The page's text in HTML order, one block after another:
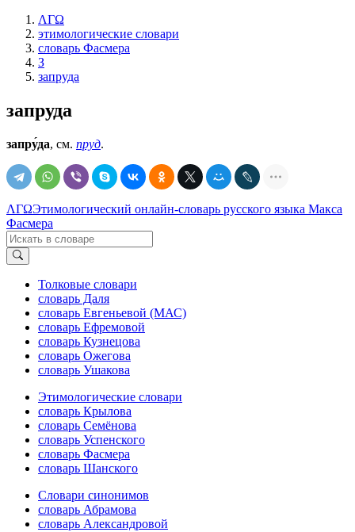
ΛΓΩ
этимологические словари
словарь Фасмера
З
запруда
запруда
запру́да, см. пруд.
ΛΓΩЭтимологический онлайн-словарь русского языка Макса
Фасмера
Толковые словари
словарь Даля
словарь Евгеньевой (МАС)
словарь Ефремовой
словарь Кузнецова
словарь Ожегова
словарь Ушакова
Этимологические словари
словарь Крылова
словарь Семёнова
словарь Успенского
словарь Фасмера
словарь Шанского
Словари синонимов
словарь Абрамова
словарь Александровой